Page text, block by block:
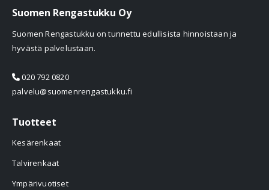
Suomen Rengastukku Oy
Suomen Rengastukku on tunnettu edullisista hinnoistaan ja
hyvästä palvelustaan.
020 792 0820
palvelu@suomenrengastukku.fi
Tuotteet
Kesärenkaat
Talvirenkaat
Ympärivuotiset